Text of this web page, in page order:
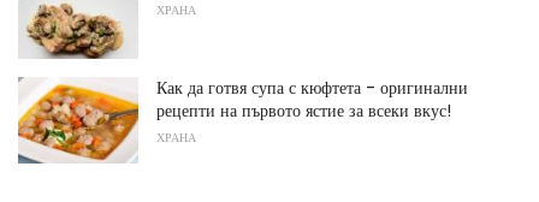
ХРАНА
Как да готвя супа с кюфтета - оригинални
рецепти на първото ястие за всеки вкус!
ХРАНА